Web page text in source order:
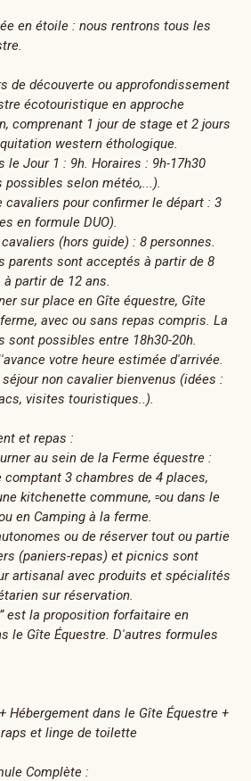
en étoile : nous rentrons tous les
de découverte ou approfondissement
écotouristique en approche
comprenant 1 jour de stage et 2 jours
western éthologique.
le Jour 1 : 9h. Horaires : 9h-17h30
selon météo,...).
cavaliers pour confirmer le départ : 3
en formule DUO).
(hors guide) : 8 personnes.
parents sont acceptés à partir de 8
partir de 12 ans.
sur place en Gîte équestre, Gîte
avec ou sans repas compris. La
sont possibles entre 18h30-20h.
votre heure estimée d'arrivée.
non cavalier bienvenus (idées :
visites touristiques..).
et repas :
au sein de la Ferme équestre :
comptant 3 chambres de 4 places,
kitchenette commune, ▫️ou dans le
en Camping à la ferme.
ou de réserver tout ou partie
(paniers-repas) et picnics sont
artisanal avec produits et spécialités
sur réservation.
est la proposition forfaitaire en
le Gîte Équestre. D'autres formules
Hébergement dans le Gîte Équestre +
et linge de toilette
Complète :